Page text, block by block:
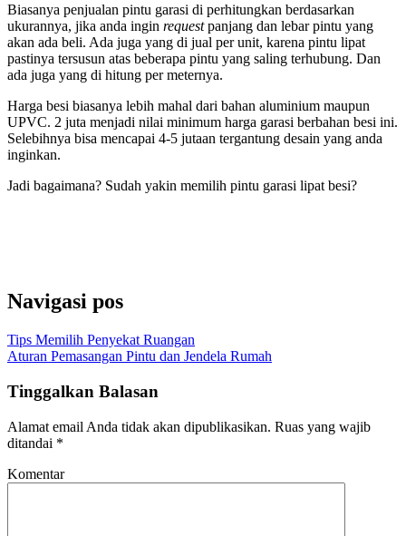
Biasanya penjualan pintu garasi di perhitungkan berdasarkan
ukurannya, jika anda ingin requestpanjang dan lebar pintu yang
akan ada beli. Ada juga yang di jual per unit, karena pintu lipat
pastinya tersusun atas beberapa pintu yang saling terhubung. Dan
ada juga yang di hitung per meternya.
Harga besi biasanya lebih mahal dari bahan aluminium maupun
UPVC. 2 juta menjadi nilai minimum harga garasi berbahan besi ini.
Selebihnya bisa mencapai 4-5 jutaan tergantung desain yang anda
inginkan.
Jadi bagaimana? Sudah yakin memilih pintu garasi lipat besi?
Navigasi pos
Tips Memilih Penyekat Ruangan
Aturan Pemasangan Pintu dan Jendela Rumah
Tinggalkan Balasan
Alamat email Anda tidak akan dipublikasikan. Ruas yang wajib
ditandai *
Komentar